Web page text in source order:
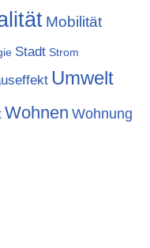
Mobilität
Stadt Strom
Umwelt
Wohnen Wohnung